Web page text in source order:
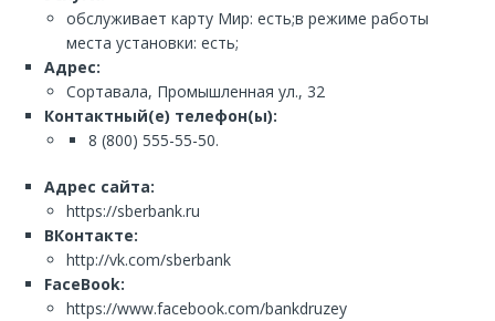
обслуживает карту Мир: есть;в режиме работы
места установки: есть;
Адрес:
Сортавала, Промышленная ул., 32
Контактный(е) телефон(ы):
8 (800) 555-55-50.
Адрес сайта:
https://sberbank.ru
ВКонтакте:
http://vk.com/sberbank
FaceBook:
https://www.facebook.com/bankdruzey